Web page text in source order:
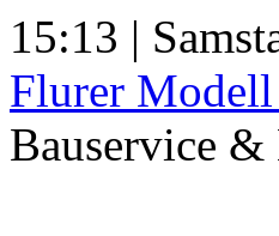
15:13 |
Flurer
Bauservice &